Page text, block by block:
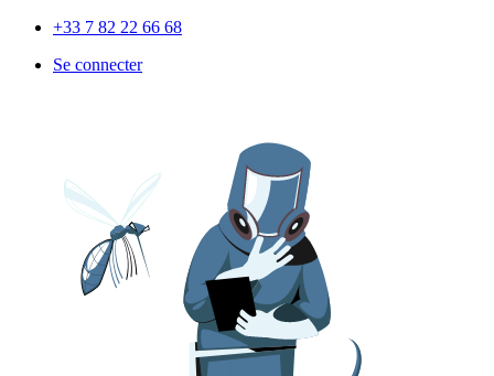
+33 7 82 22 66 68
Se connecter